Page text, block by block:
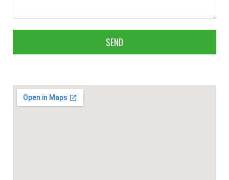
SEND